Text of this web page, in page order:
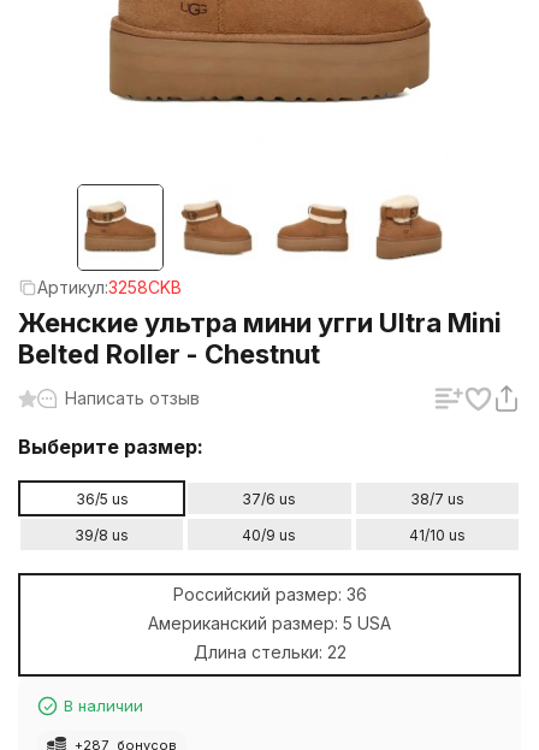
Артикул:3258CKB
Женские ультра мини угги Ultra Mini
Belted Roller - Chestnut
Написать отзыв
Выберите размер:
36/5 us 37/6 us
38/7 us
39/8 us
40/9 us 41/10 us
Российский размер: 36
Американский размер: 5 USA
Длина стельки: 22
В наличии
+287 бонусов